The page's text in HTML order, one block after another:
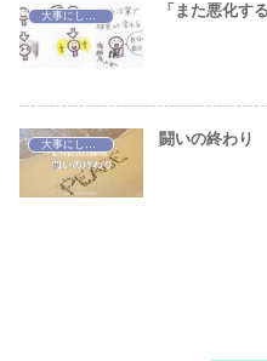
大事にしていること 「また悪化す
闘いの終わり